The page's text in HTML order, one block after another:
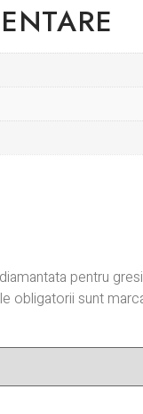
pentru
obligatorii sunt